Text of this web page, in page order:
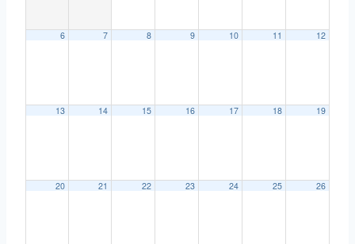
6 7 8 9 10 11 12
13 14 15 16 17 18 19
20 21 22 23 24 25 26